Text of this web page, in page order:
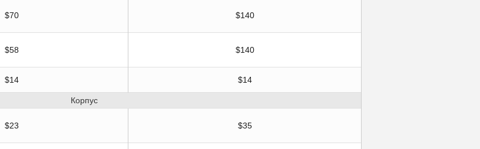
$70 $140
$58 $140
$14 $14
Корпус
$23 $35